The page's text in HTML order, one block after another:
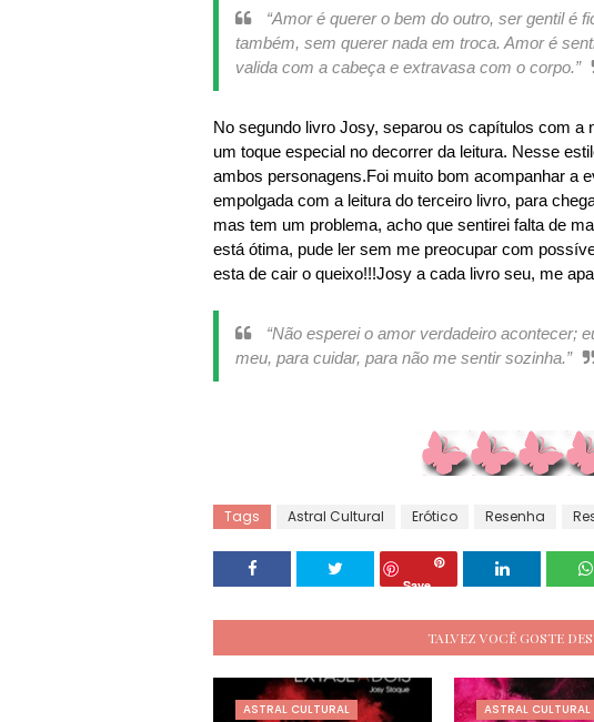
“Amor é querer o bem do outro, ser gentil é
também, sem querer nada em troca. Amor é
valida com a cabeça e extravasa com o corpo.”
No segundo livro Josy, separou os capítulos com a
um toque especial no decorrer da leitura. Nesse
ambos personagens.Foi muito bom acompanhar a
empolgada com a leitura do terceiro livro, para
mas tem um problema, acho que sentirei falta de
está ótima, pude ler sem me preocupar com
esta de cair o queixo!!!Josy a cada livro seu, me
“Não esperei o amor verdadeiro acontecer;
meu, para cuidar, para não me sentir sozinha.”
Tags Astral Cultural Erótico Resenha
Save
TALVEZ VOCÊ GOSTE
ASTRAL CULTURAL ASTRAL CULTURAL